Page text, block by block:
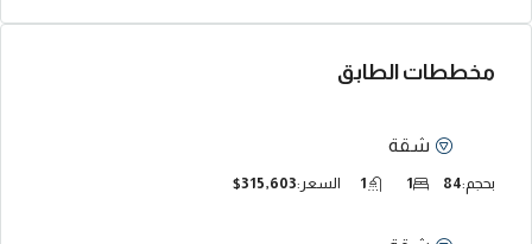
مخططات الطابق
شقة
بحجم:84
1
1 السعر:$315,603